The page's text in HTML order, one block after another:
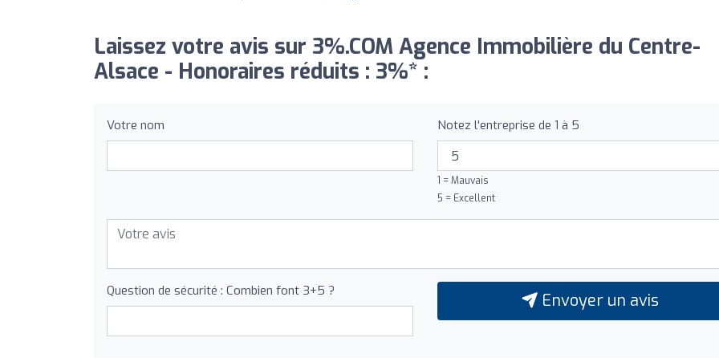
Laissez votre avis sur 3%.COM Agence Immobilière du Centre-
Alsace - Honoraires réduits : 3%* :
Votre nom Notez l'entreprise de 1 à 5
1 = Mauvais
5 = Excellent
Question de sécurité : Combien font 3+5 ? Envoyer un avis